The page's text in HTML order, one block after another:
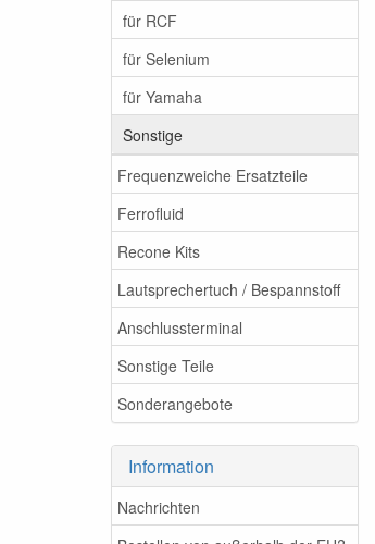
für RCF
für Selenium
für Yamaha
Sonstige
Frequenzweiche Ersatzteile
Ferrofluid
Recone Kits
Lautsprechertuch / Bespannstoff
Anschlussterminal
Sonstige Teile
Sonderangebote
Information
Nachrichten